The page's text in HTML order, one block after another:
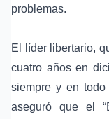
problemas.
El líder libertario,
cuatro años en
siempre y en todo
aseguró que el